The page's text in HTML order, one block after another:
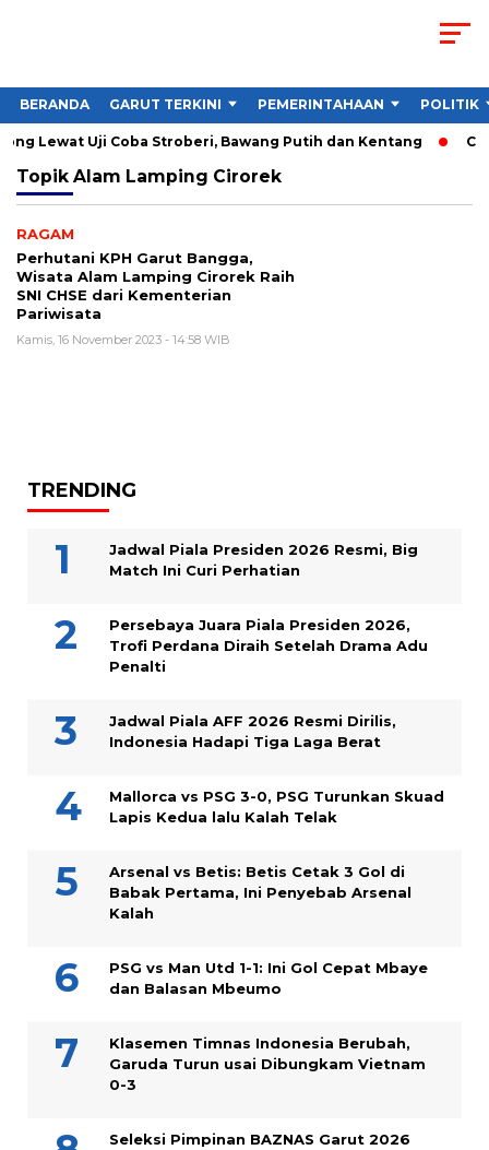
BERANDA GARUT TERKINI PEMERINTAHAAN POLITIK
Lewat Uji Coba Stroberi, Bawang Putih dan Kentang
Topik Alam Lamping Cirorek
RAGAM
Perhutani KPH Garut Bangga,
Wisata Alam Lamping Cirorek Raih
SNI CHSE dari Kementerian
Pariwisata
Kamis, 16 November 2023 - 14:58 WIB
TRENDING
Jadwal Piala Presiden 2026 Resmi, Big
Match Ini Curi Perhatian
Persebaya Juara Piala Presiden 2026,
Trofi Perdana Diraih Setelah Drama Adu
Penalti
Jadwal Piala AFF 2026 Resmi Dirilis,
Indonesia Hadapi Tiga Laga Berat
Mallorca vs PSG 3-0, PSG Turunkan Skuad
Lapis Kedua lalu Kalah Telak
Arsenal vs Betis: Betis Cetak 3 Gol di
Babak Pertama, Ini Penyebab Arsenal
Kalah
PSG vs Man Utd 1-1: Ini Gol Cepat Mbaye
dan Balasan Mbeumo
Klasemen Timnas Indonesia Berubah,
Garuda Turun usai Dibungkam Vietnam
0-3
Seleksi Pimpinan BAZNAS Garut 2026